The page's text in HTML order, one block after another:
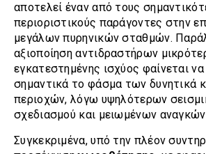
αποτελεί έναν από τους
περιοριστικούς παράγοντες στην
μεγάλων πυρηνικών σταθμών.
αξιοποίηση αντιδραστήρων
εγκατεστημένης ισχύος φαίνεται να
σημαντικά το φάσμα των δυνητικά
περιοχών, λόγω υψηλότερων
σχεδιασμού και μειωμένων
Συγκεκριμένα, υπό την πλέον